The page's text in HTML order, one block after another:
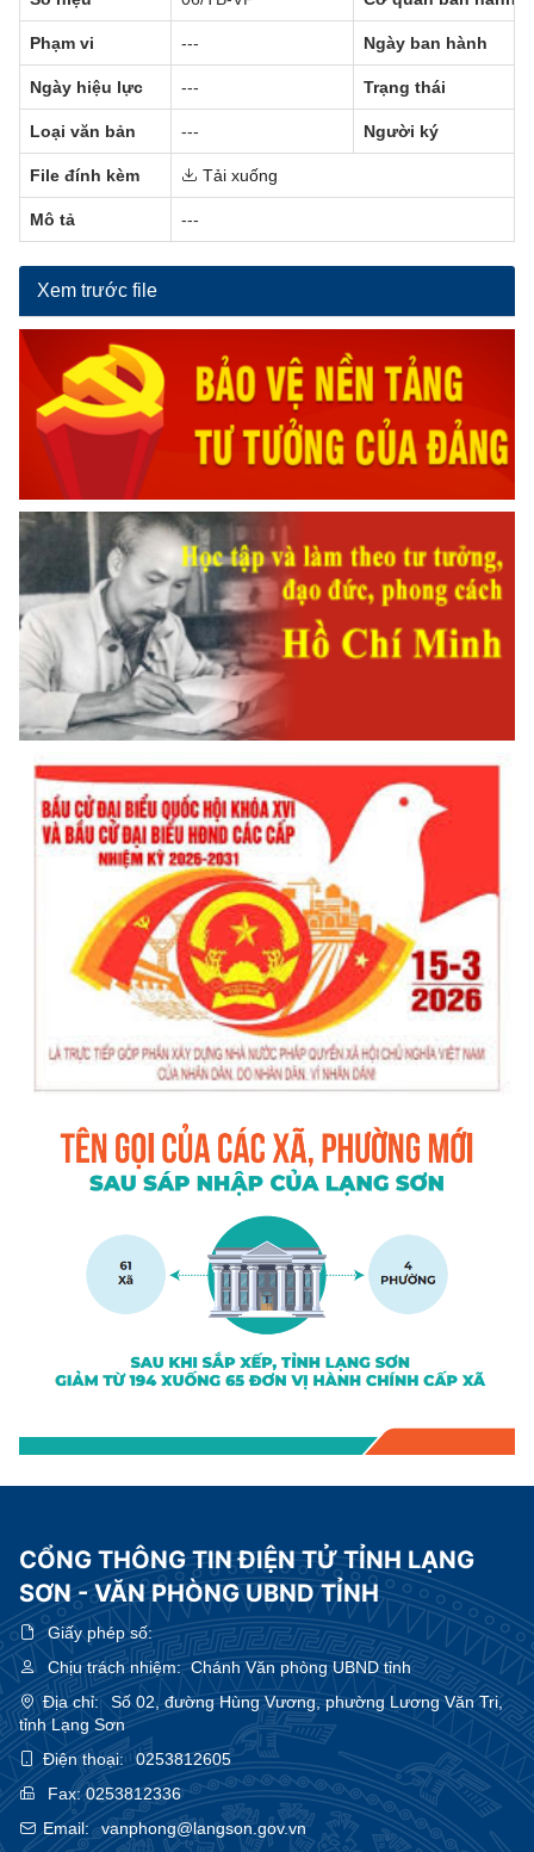
Phạm vi --- Ngày ban hành
Ngày hiệu lực --- Trạng thái
Loại văn bản --- Người ký
File đính kèm Tải xuống
Mô tả ---
Xem trước file
CỔNG THÔNG TIN ĐIỆN TỬ TỈNH LẠNG
SƠN - VĂN PHÒNG UBND TỈNH
Giấy phép số:
Chịu trách nhiệm:Chánh Văn phòng UBND tỉnh
Địa chỉ:
Số 02, đường Hùng Vương, phường Lương Văn Tri,
tỉnh Lạng Sơn
Điện thoại:
0253812605
Fax:0253812336
Email:
vanphong@langson.gov.vn